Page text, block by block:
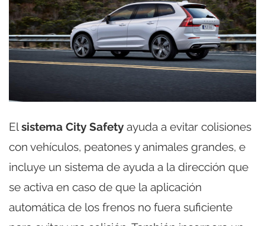
Elsistema City Safety ayuda a evitar colisiones
con vehículos, peatones y animales grandes, e
incluye un sistema de ayuda a la dirección que
se activa en caso de que la aplicación
automática de los frenos no fuera suficiente